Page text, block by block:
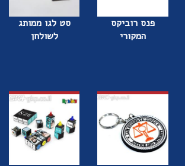
פנס רוביקס
המקורי
סט לגו ממותג
לשולחן